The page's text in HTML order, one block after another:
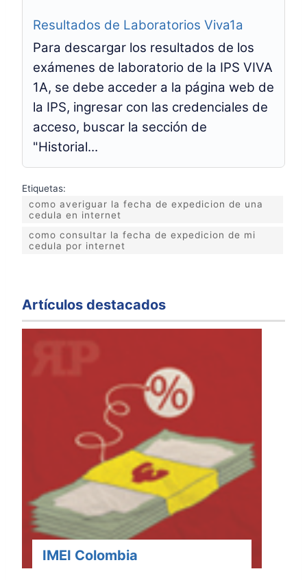
Resultados de Laboratorios Viva1a
Para descargar los resultados de los
exámenes de laboratorio de la IPS VIVA
1A, se debe acceder a la página web de
la IPS, ingresar con las credenciales de
acceso, buscar la sección de
"Historial...
Etiquetas:
como averiguar la fecha de expedicion de una
cedula en internet
como consultar la fecha de expedicion de mi
cedula por internet
Artículos destacados
IMEI Colombia